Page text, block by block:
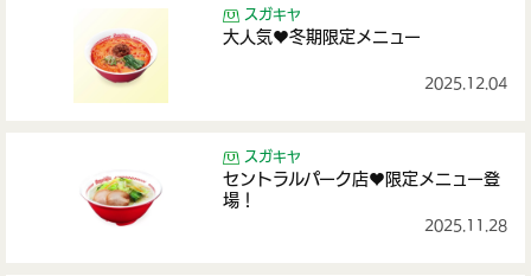
スガキヤ
大人気♥冬期限定メニュー
2025.12.04
スガキヤ
セントラルパーク店♥限定メニュー登
場！
2025.11.28